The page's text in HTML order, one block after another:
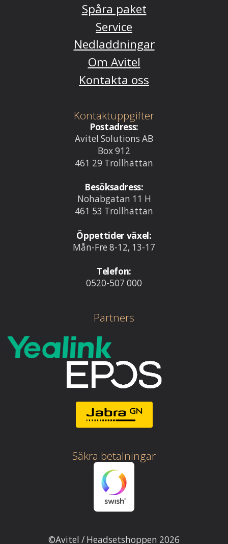
Spåra paket
Service
Nedladdningar
Om Avitel
Kontakta oss
Kontaktuppgifter
Postadress:
Avitel Solutions AB
Box 912
461 29 Trollhättan
Besöksadress:
Nohabgatan 11 H
461 53 Trollhättan
Öppettider växel:
Mån-Fre 8-12, 13-17
Telefon:
0520-507 000
Partners
Säkra betalningar
©Avitel / Headsetshoppen 2026